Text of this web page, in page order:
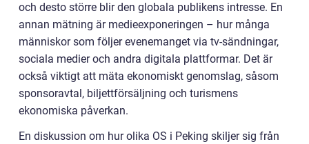
och desto större blir den globala publikens intresse. En
annan mätning är medieexponeringen – hur många
människor som följer evenemanget via tv-sändningar,
sociala medier och andra digitala plattformar. Det är
också viktigt att mäta ekonomiskt genomslag, såsom
sponsoravtal, biljettförsäljning och turismens
ekonomiska påverkan.
En diskussion om hur olika OS i Peking skiljer sig från